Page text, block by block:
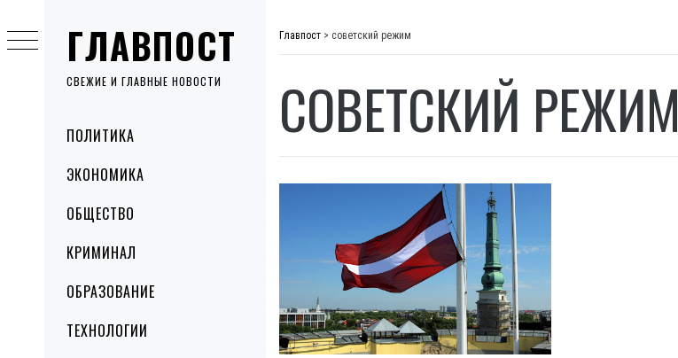
ГЛАВПОСТ
СВЕЖИЕ И ГЛАВНЫЕ НОВОСТИ
MenuПОЛИТИКА
ЭКОНОМИКА
ОБЩЕСТВО
КРИМИНАЛ
ОБРАЗОВАНИЕ
ТЕХНОЛОГИИ
to
content
Главпост > советский режим
СОВЕТСКИЙ РЕЖИМ